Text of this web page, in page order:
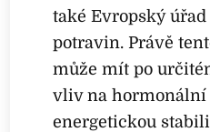
také Evropský
potravin. Právě
může mít po
vliv na hormonální
energetickou